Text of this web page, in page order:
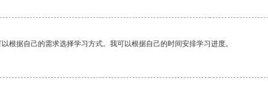
根据自己的需求选择学习方式。我可以根据自己的时间安排学习进度。